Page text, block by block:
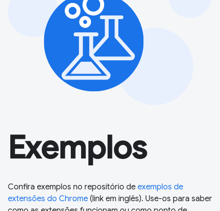
Exemplos
Confira exemplos no repositório de exemplos de
extensões do Chrome (link em inglês). Use-os para saber